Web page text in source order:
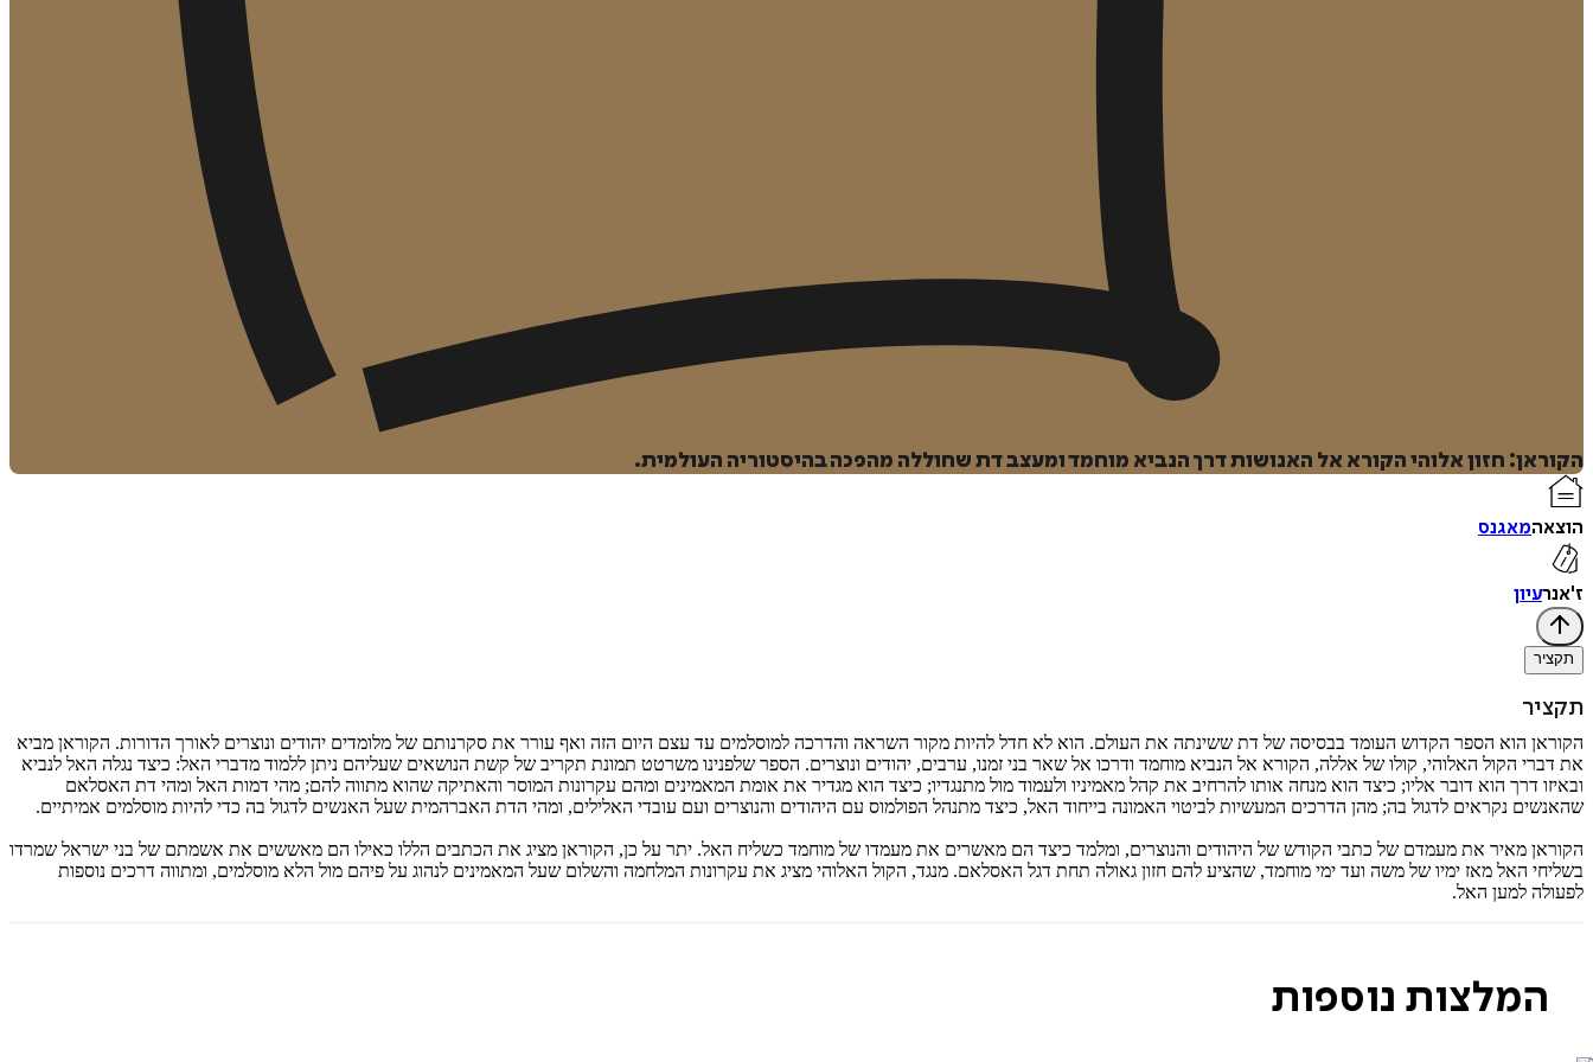
הקוראן: חזון אלוהי הקורא אל האנושות דרך הנביא מוחמד ומעצב דת שחוללה מהפכה בהיסטוריה העולמית.
הוצאהמאגנס
ז'אנרעיון
תקציר
תקציר
הקוראן הוא הספר הקדוש העומד בבסיסה של דת ששינתה את העולם. הוא לא חדל להיות מקור השראה והדרכה למוסלמים עד עצם היום הזה ואף עורר את סקרנותם של מלומדים יהודים ונוצרים לאורך הדורות. הקוראן מביא
את דברי הקול האלוהי, קולו של אללה, הקורא אל הנביא מוחמד ודרכו אל שאר בני זמנו, ערבים, יהודים ונוצרים. הספר שלפנינו משרטט תמונת תקריב של קשת הנושאים שעליהם ניתן ללמוד מדברי האל: כיצד נגלה האל לנביא
ובאיזו דרך הוא דובר אליו; כיצד הוא מנחה אותו להרחיב את קהל מאמיניו ולעמוד מול מתנגדיו; כיצד הוא מגדיר את אומת המאמינים ומהם עקרונות המוסר והאתיקה שהוא מתווה להם; מהי דמות האל ומהי דת האסלאם
שהאנשים נקראים לדגול בה; מהן הדרכים המעשיות לביטוי האמונה בייחוד האל, כיצד מתנהל הפולמוס עם היהודים והנוצרים ועם עובדי האלילים, ומהי הדת האברהמית שעל האנשים לדגול בה כדי להיות מוסלמים אמיתיים.
הקוראן מאיר את מעמדם של כתבי הקודש של היהודים והנוצרים, ומלמד כיצד הם מאשרים את מעמדו של מוחמד כשליח האל. יתר על כן, הקוראן מציג את הכתבים הללו כאילו הם מאששים את אשמתם של בני ישראל שמרדו
בשליחי האל מאז ימיו של משה ועד ימי מוחמד, שהציע להם חזון גאולה תחת דגל האסלאם. מנגד, הקול האלוהי מציג את עקרונות המלחמה והשלום שעל המאמינים לנהוג על פיהם מול הלא מוסלמים, ומתווה דרכים נוספות
לפעולה למען האל.
המלצות נוספות